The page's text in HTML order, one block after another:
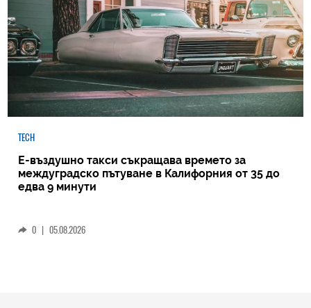
TECH
Е-въздушно такси съкращава времето за
междуградско пътуване в Калифорния от 35 до
едва 9 минути
0 | 05.08.2026